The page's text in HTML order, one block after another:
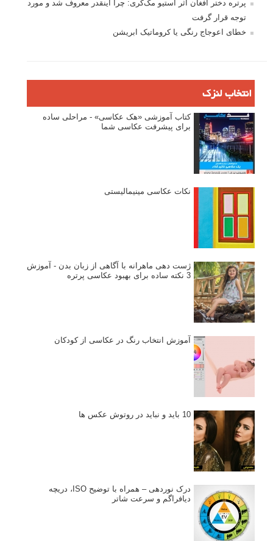
پرتره دختر افغان اثر استیو مک‌کری: چرا اینقدر معروف شد و مورد
توجه قرار گرفت
خطای اعوجاج رنگی یا کروماتیک ابریشن
انتخاب لنزک
کتاب آموزشی «هک عکاسی» - مراحلی ساده
برای پیشرفت عکاسی شما
نکات عکاسی مینیمالیستی
ژست دهی ماهرانه با آگاهی از زبان بدن - آموزش
3 نکته ساده برای بهبود عکاسی پرتره
آموزش انتخاب رنگ در عکاسی از کودکان
10 باید و نباید در روتوش عکس ها
درک نوردهی – همراه با توضیح ISO، دریچه
دیافراگم و سرعت شاتر